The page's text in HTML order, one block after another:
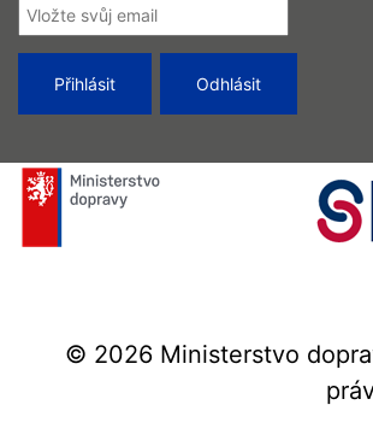
© 2026 Ministerstvo